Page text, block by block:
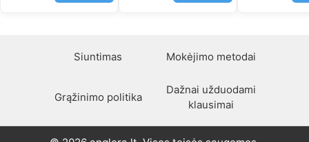
Siuntimas Mokėjimo metodai
Grąžinimo politika
Dažnai užduodami
klausimai